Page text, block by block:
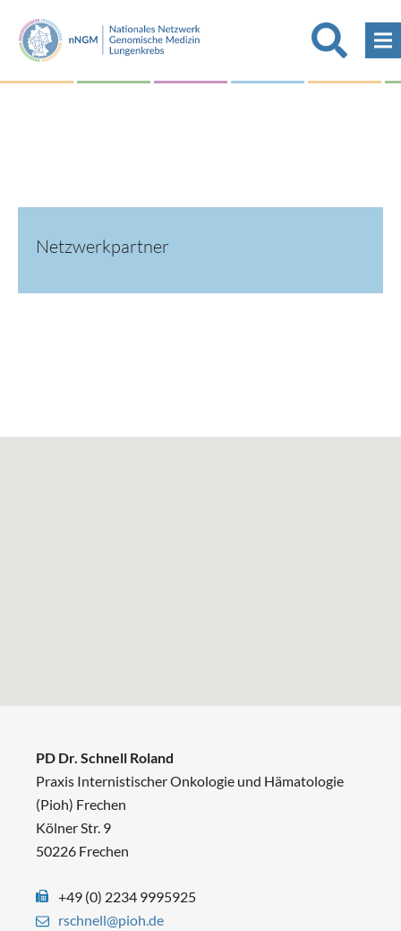
Netzwerkpartner
PD Dr. Schnell Roland
Praxis Internistischer Onkologie und Hämatologie
(Pioh) Frechen
Kölner Str. 9
50226 Frechen
+49 (0) 2234 9995925
rschnell@pioh.de